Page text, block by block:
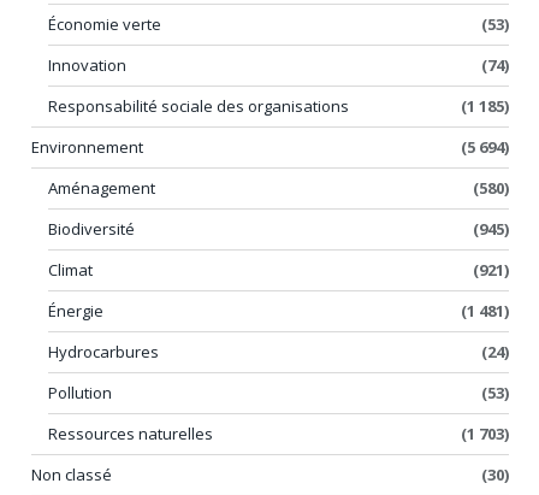
Économie verte
(53)
Innovation
(74)
Responsabilité sociale des organisations
(1 185)
Environnement
(5 694)
Aménagement
(580)
Biodiversité
(945)
Climat
(921)
Énergie
(1 481)
Hydrocarbures
(24)
Pollution
(53)
Ressources naturelles
(1 703)
Non classé
(30)